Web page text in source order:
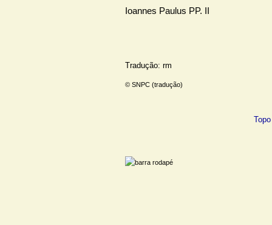
Ioannes Paulus PP. II
Tradução: rm
© SNPC (tradução)
Topo